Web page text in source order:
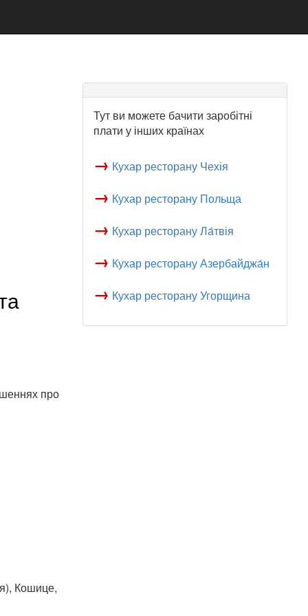
про
Кошице,
Тут ви можете бачити заробітні
плати у інших країнах
→ Кухар ресторану Чехія
→ Кухар ресторану Польща
→ Кухар ресторану Ла́твія
→ Кухар ресторану Азербайджа́н
→ Кухар ресторану Угорщина